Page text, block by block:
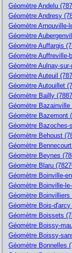
Géomètre Andelu
Géomètre Andresy
Géomètre Arnouville-
Géomètre
Géomètre Auffargis
Géomètre Auffreville-
Géomètre Aulnay-
Géomètre Auteuil
Géomètre Autouillet
Géomètre Bailly
Géomètre Bazainville
Géomètre Bazemont
Géomètre Bazoches-
Géomètre Behoust
Géomètre
Géomètre Beynes
Géomètre Blaru
Géomètre Boinville-
Géomètre Boinville-
Géomètre Boinvilliers
Géomètre Bois-d'arcy
Géomètre Boissets
Géomètre Boissy-
Géomètre Boissy-
Géomètre Bonnelles